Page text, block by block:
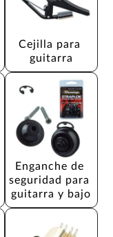
Cejilla para
guitarra
Enganche de
seguridad para
guitarra y bajo